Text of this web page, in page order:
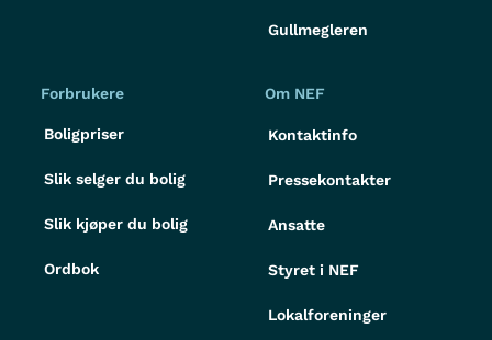
Gullmegleren
Forbrukere
Boligpriser
Slik selger du bolig
Slik kjøper du bolig
Ordbok
Om NEF
Kontaktinfo
Pressekontakter
Ansatte
Styret i NEF
Lokalforeninger